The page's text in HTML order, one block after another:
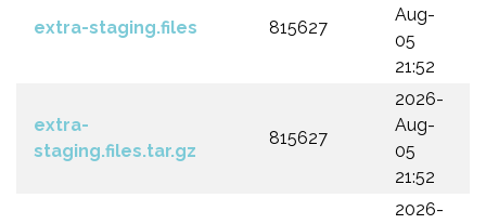
extra-staging.files 815627
Aug-
05
21:52
extra-
staging.files.tar.gz
815627
2026-
Aug-
05
21:52
2026-